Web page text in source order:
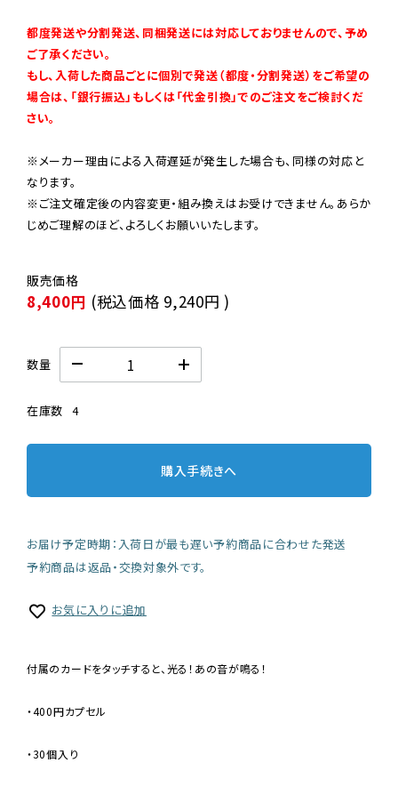
都度発送や分割発送、同梱発送には対応しておりませんので、予め
ご了承ください。
もし、入荷した商品ごとに個別で発送（都度・分割発送）をご希望の
場合は、「銀行振込」もしくは「代金引換」でのご注文をご検討くだ
さい。
※メーカー理由による入荷遅延が発生した場合も、同様の対応と
なります。
※ご注文確定後の内容変更・組み換えはお受けできません。あらか
じめご理解のほど、よろしくお願いいたします。
8,400円 (税込価格 9,240円 )
数量
在庫数 4
購入手続きへ
お届け予定時期：入荷日が最も遅い予約商品に合わせた発送
予約商品は返品・交換対象外です。
お気に入りに追加
付属のカードをタッチすると、光る！あの音が鳴る！
・400円カプセル
・30個入り